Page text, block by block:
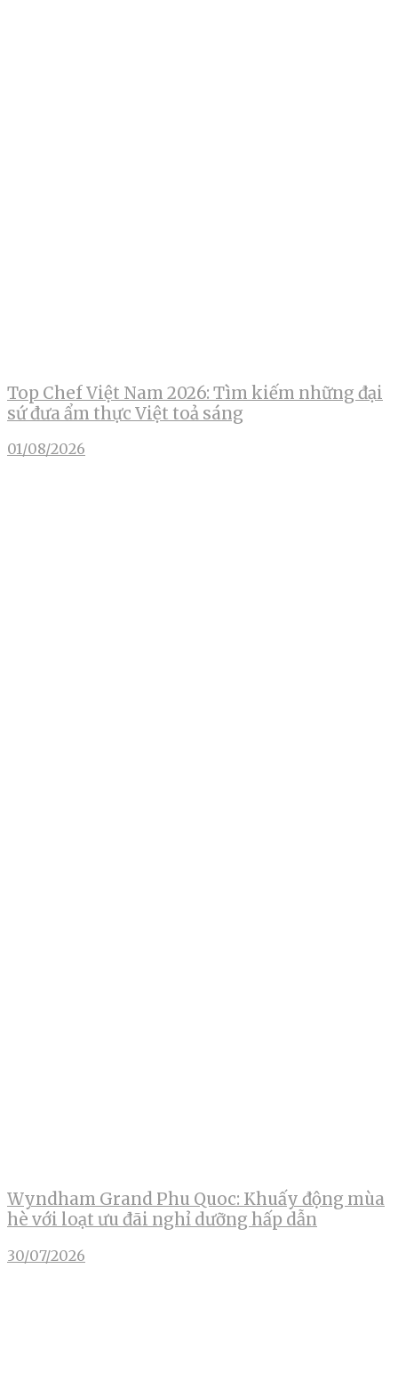
Top Chef Việt Nam 2026: Tìm kiếm những đại
sứ đưa ẩm thực Việt toả sáng
01/08/2026
Wyndham Grand Phu Quoc: Khuấy động mùa
hè với loạt ưu đãi nghỉ dưỡng hấp dẫn
30/07/2026